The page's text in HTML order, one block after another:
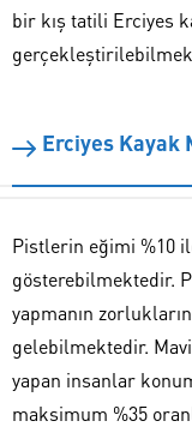
bir kış tatili Erciyes
Erciyes Kayak
Pistlerin eğimi %10
gösterebilmektedir.
yapmanın
gelebilmektedir.
yapan insanlar
maksimum %35